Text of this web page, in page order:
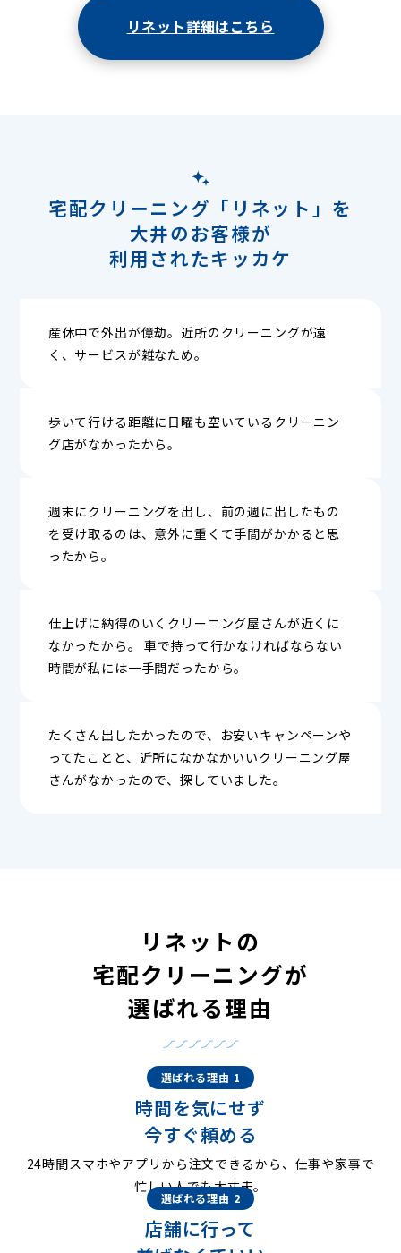
リネット詳細はこちら
宅配クリーニング「リネット」を
大井のお客様が
利用されたキッカケ
産休中で外出が億劫。近所のクリーニングが遠
く、サービスが雑なため。
歩いて行ける距離に日曜も空いているクリーニン
グ店がなかったから。
週末にクリーニングを出し、前の週に出したもの
を受け取るのは、意外に重くて手間がかかると思
ったから。
仕上げに納得のいくクリーニング屋さんが近くに
なかったから。 車で持って行かなければならない
時間が私には一手間だったから。
たくさん出したかったので、お安いキャンペーンや
ってたことと、近所になかなかいいクリーニング屋
さんがなかったので、探していました。
リネットの
宅配クリーニングが
選ばれる理由
選ばれる理由 1
時間を気にせず
今すぐ頼める
24時間スマホやアプリから注文できるから、仕事や家事で
忙しい人でも大丈夫。
選ばれる理由 2
店舗に行って